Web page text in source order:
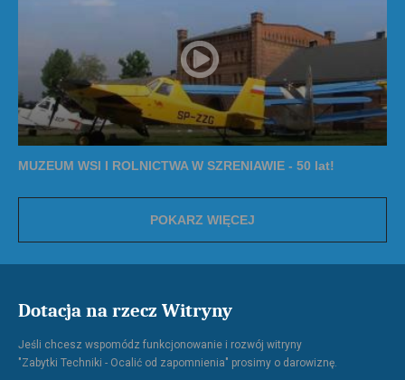
MUZEUM WSI I ROLNICTWA W SZRENIAWIE - 50 lat!
POKARZ WIĘCEJ
Dotacja na rzecz Witryny
Jeśli chcesz wspomódz funkcjonowanie i rozwój witryny
"Zabytki Techniki - Ocalić od zapomnienia" prosimy o darowiznę.